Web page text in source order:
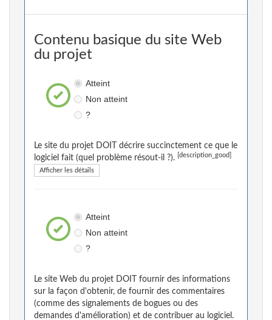
Contenu basique du site Web
du projet
Atteint
Non atteint
?
Le site du projet DOIT décrire succinctement ce que le
logiciel fait (quel problème résout-il ?).
[description_good]
Afficher les détails
Atteint
Non atteint
?
Le site Web du projet DOIT fournir des informations
sur la façon d'obtenir, de fournir des commentaires
(comme des signalements de bogues ou des
demandes d'amélioration) et de contribuer au logiciel.